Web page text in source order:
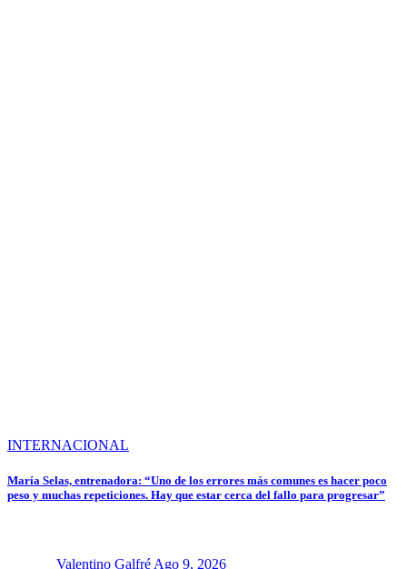
INTERNACIONAL
María Selas, entrenadora: “Uno de los errores más comunes es hacer poco
peso y muchas repeticiones. Hay que estar cerca del fallo para progresar”
Valentino Galfré Ago 9, 2026